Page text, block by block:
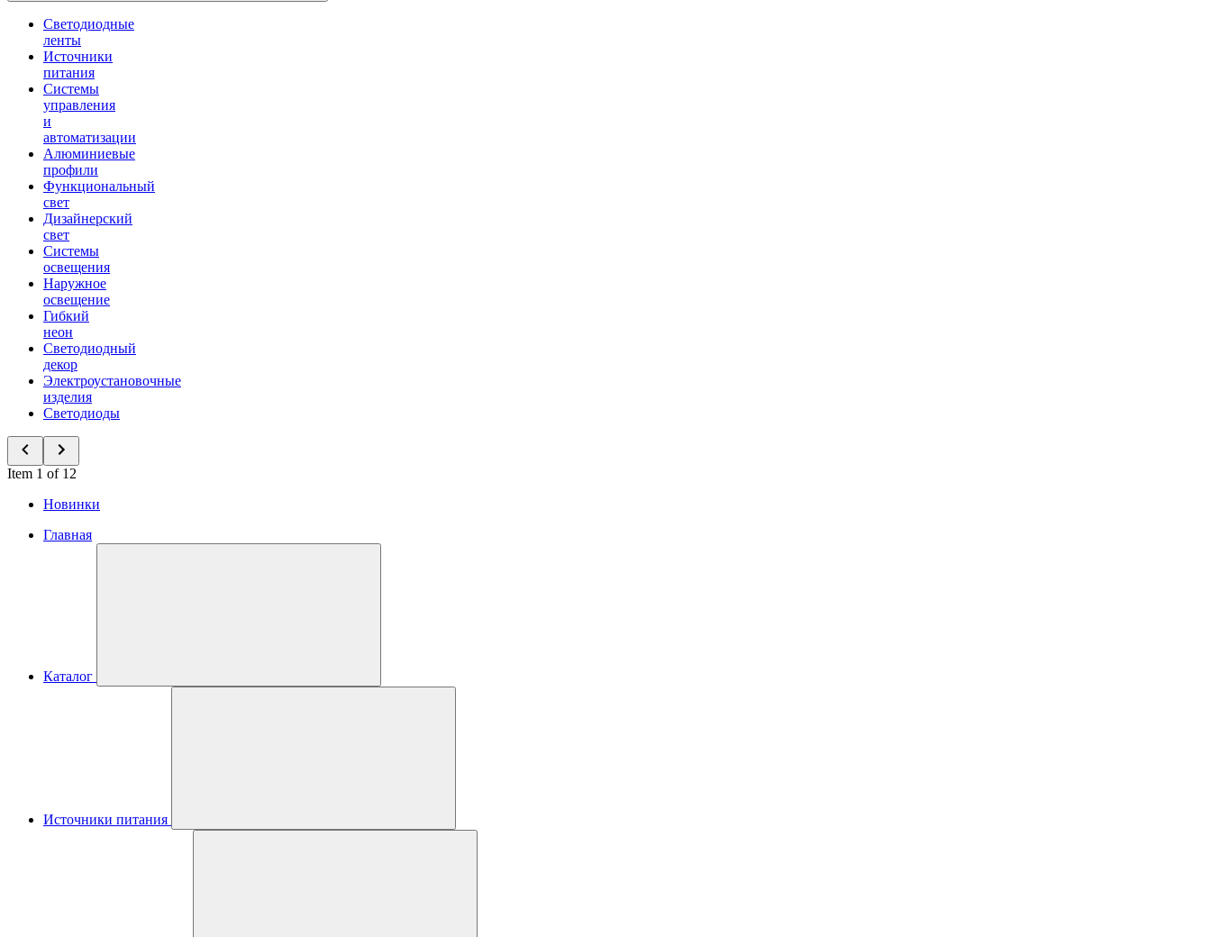
Светодиодные
ленты
Источники
питания
Системы
управления
и
автоматизации
Алюминиевые
профили
Функциональный
свет
Дизайнерский
свет
Системы
освещения
Наружное
освещение
Гибкий
неон
Светодиодный
декор
Электроустановочные
изделия
Светодиоды
Item 1 of 12
Новинки
Главная
Каталог
Источники питания